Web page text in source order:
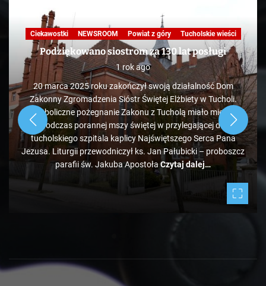
Ciekawostki NEWSROOM Powiat z góry Tucholskie wieści
Podziękowano siostrom za 130 lat posługi
1 rok ago
20 marca 2025 roku zakończył swoją działalność Dom
Zakonny Zgromadzenia Sióstr Świętej Elżbiety w Tucholi.
Symboliczne pożegnanie Zakonu z Tucholą miało miejsce
podczas porannej mszy świętej w przylegającej do
tucholskiego szpitala kaplicy Najświętszego Serca Pana
Jezusa. Liturgii przewodniczył ks. Jan Pałubicki – proboszcz
parafii św. Jakuba ApostołaCzytaj dalej…